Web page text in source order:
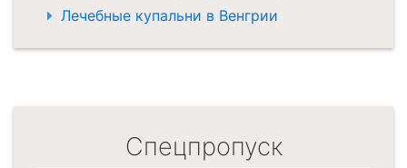
Лечебные купальни в Венгрии
Спецпропуск